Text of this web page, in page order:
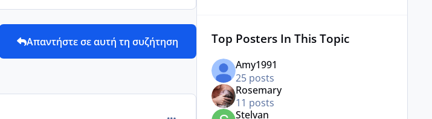
Απαντήστε σε αυτή τη συζήτηση
comment_996518
Top Posters In This Topic
Amy1991
25 posts
Rosemary
11 posts
Stelvan